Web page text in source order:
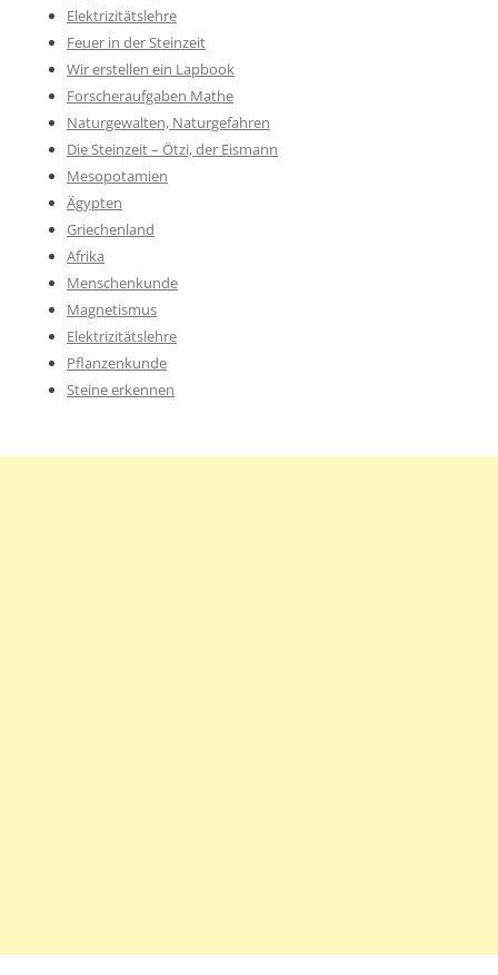
Elektrizitätslehre
Feuer in der Steinzeit
Wir erstellen ein Lapbook
Forscheraufgaben Mathe
Naturgewalten, Naturgefahren
Die Steinzeit – Ötzi, der Eismann
Mesopotamien
Ägypten
Griechenland
Afrika
Menschenkunde
Magnetismus
Elektrizitätslehre
Pflanzenkunde
Steine erkennen